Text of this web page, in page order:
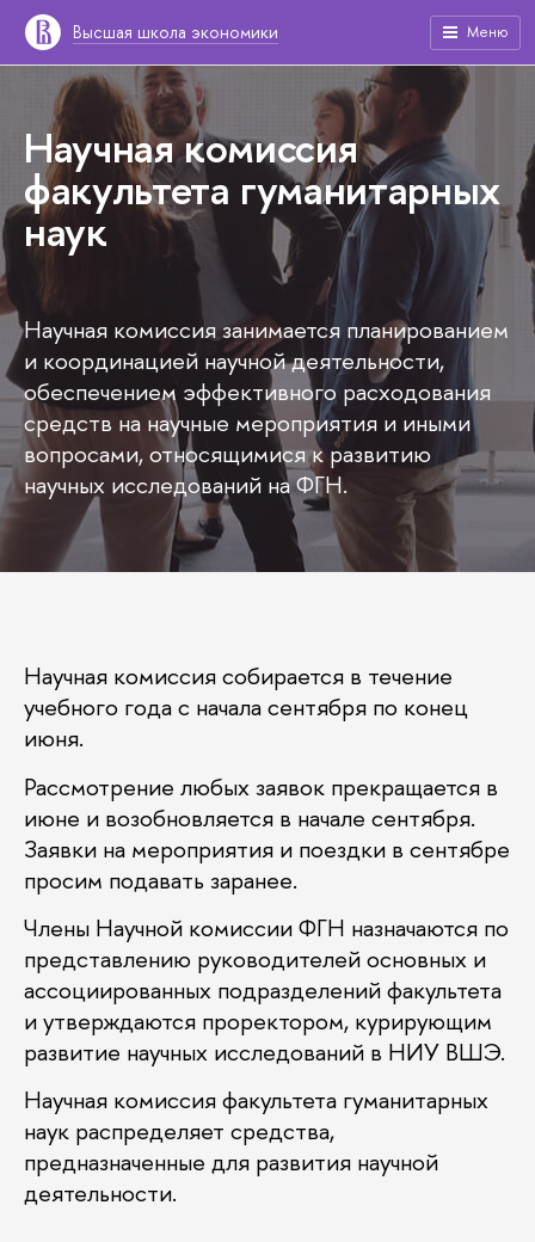
Высшая школа экономики Меню
Научная комиссия
факультета гуманитарных
наук
Научная комиссия занимается планированием
и координацией научной деятельности,
обеспечением эффективного расходования
средств на научные мероприятия и иными
вопросами, относящимися к развитию
научных исследований на ФГН.
Научная комиссия собирается в течение
учебного года с начала сентября по конец
июня.
Рассмотрение любых заявок прекращается в
июне и возобновляется в начале сентября.
Заявки на мероприятия и поездки в сентябре
просим подавать заранее.
Члены Научной комиссии ФГН назначаются по
представлению руководителей основных и
ассоциированных подразделений факультета
и утверждаются проректором, курирующим
развитие научных исследований в НИУ ВШЭ.
Научная комиссия факультета гуманитарных
наук распределяет средства,
предназначенные для развития научной
деятельности.